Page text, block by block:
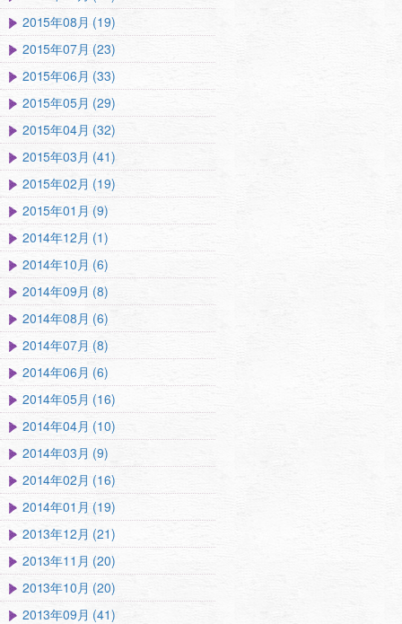
2015年08月 (19)
2015年07月 (23)
2015年06月 (33)
2015年05月 (29)
2015年04月 (32)
2015年03月 (41)
2015年02月 (19)
2015年01月 (9)
2014年12月 (1)
2014年10月 (6)
2014年09月 (8)
2014年08月 (6)
2014年07月 (8)
2014年06月 (6)
2014年05月 (16)
2014年04月 (10)
2014年03月 (9)
2014年02月 (16)
2014年01月 (19)
2013年12月 (21)
2013年11月 (20)
2013年10月 (20)
2013年09月 (41)